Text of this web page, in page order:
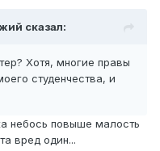
сказал:
Хотя, многие правы
студенчества, и
небось повыше малость
вред один...